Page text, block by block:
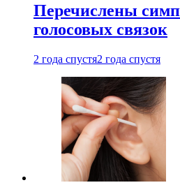
Перечислены
голосовых связок
2 года спустя2 года спустя